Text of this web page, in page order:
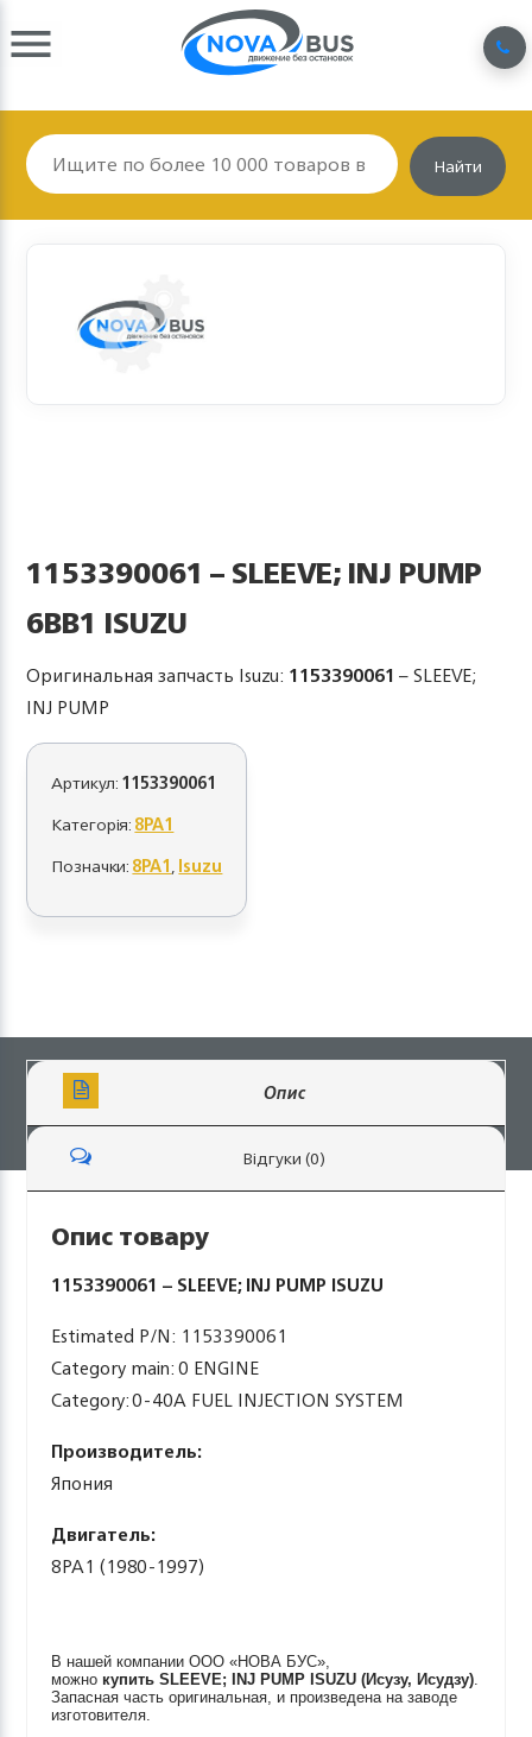
Найти
1153390061 – SLEEVE; INJ PUMP
6BB1 ISUZU
Оригинальная запчасть Isuzu: 1153390061– SLEEVE;
INJ PUMP
Артикул:1153390061
Категорія:8PA1
Позначки:8PA1,Isuzu
Опис
Відгуки (0)
Опис товару
1153390061 – SLEEVE; INJ PUMP ISUZU
Estimated P/N: 1153390061
Category main: 0 ENGINE
Category: 0-40A FUEL INJECTION SYSTEM
Производитель:
Япония
Двигатель:
8PA1 (1980-1997)
В нашей компании ООО «НОВА БУС»,
можно купитьSLEEVE; INJ PUMP ISUZU (Исузу, Исудзу).
Запасная часть оригинальная, и произведена на заводе
изготовителя.